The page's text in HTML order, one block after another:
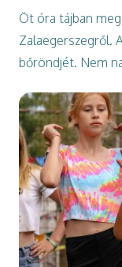
Öt óra tájban
Zalaegerszegről.
bőröndjét. Nem